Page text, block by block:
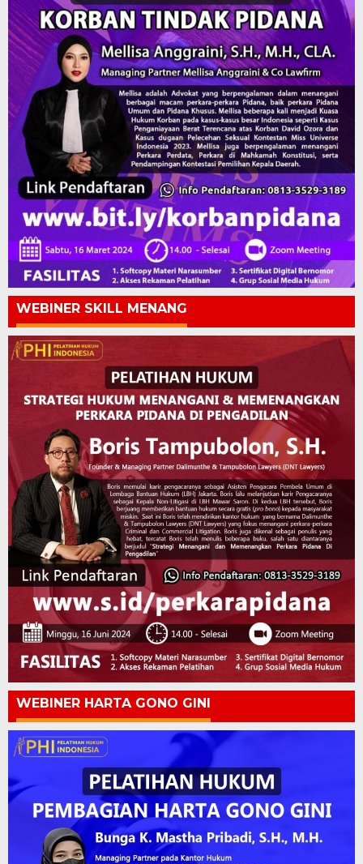
WEBINER SKILL MENANG
WEBINER HARTA GONO GINI